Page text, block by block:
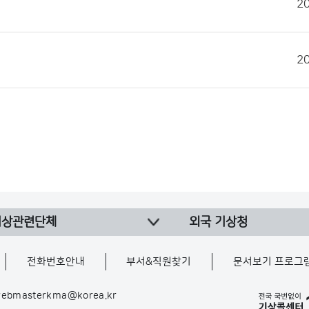
관련단체 외국 기상청
전화번호안내 부서&직원찾기 문서보기 프로그